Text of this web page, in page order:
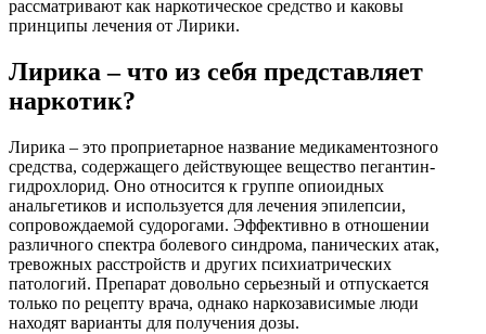
рассматривают как наркотическое средство и каковы
принципы лечения от Лирики.
Лирика – что из себя представляет
наркотик?
Лирика – это проприетарное название медикаментозного
средства, содержащего действующее вещество пегантин-
гидрохлорид. Оно относится к группе опиоидных
анальгетиков и используется для лечения эпилепсии,
сопровождаемой судорогами. Эффективно в отношении
различного спектра болевого синдрома, панических атак,
тревожных расстройств и других психиатрических
патологий. Препарат довольно серьезный и отпускается
только по рецепту врача, однако наркозависимые люди
находят варианты для получения дозы.